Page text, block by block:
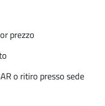
prezzo
o ritiro presso sede